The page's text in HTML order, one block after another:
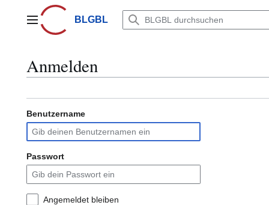
springenHauptmenüBLGBL
Anmelden
Benutzername
Passwort
Angemeldet bleiben